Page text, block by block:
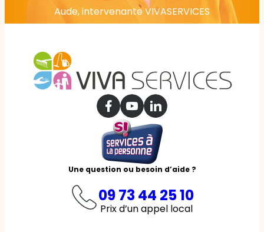
Aude, intervenante VIVASERVICES
Une question ou besoin d’aide ?
09 73 44 25 10
Prix d’un appel local